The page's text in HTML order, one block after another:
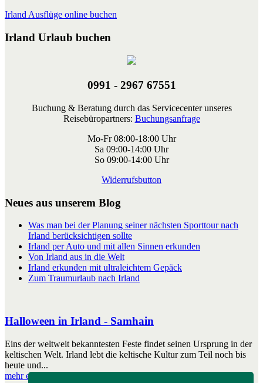
Irland Ausflüge online buchen
Irland Urlaub buchen
0991 - 2967 67551
Buchung & Beratung durch das Servicecenter unseres
Reisebüropartners: Buchungsanfrage
Mo-Fr 08:00-18:00 Uhr
Sa 09:00-14:00 Uhr
So 09:00-14:00 Uhr
Widerrufsbutton
Neues aus unserem Blog
Was man bei der Planung seiner nächsten Sporttour nach
Irland berücksichtigen sollte
Irland per Auto und mit allen Sinnen erkunden
Von Irland aus in die Welt
Irland erkunden mit ultraleichtem Gepäck
Zum Traumurlaub nach Irland
Halloween in Irland - Samhain
Eins der weltweit bekanntesten Feste findet seinen Ursprung in der
keltischen Welt. Irland lebt die keltische Kultur zum Teil noch bis
heute und...
mehr erfahren